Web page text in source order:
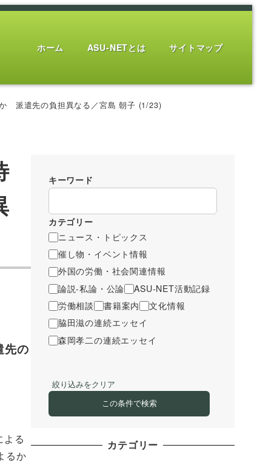
ホーム ASU-NETとは サイトマップ
派遣先の負担異なる／宮島 朝子 (1/23)
先の
よる
るか
キーワード
カテゴリー
ニュース・トピックス
催し物・イベント情報
外国の労働・社会関連情報
論説-私論・公論
ASU-NET活動記録
労働相談
書籍案内
文化情報
脇田滋の連続エッセイ
森岡孝二の連続エッセイ
絞り込みをクリア
この条件で検索
カテゴリー